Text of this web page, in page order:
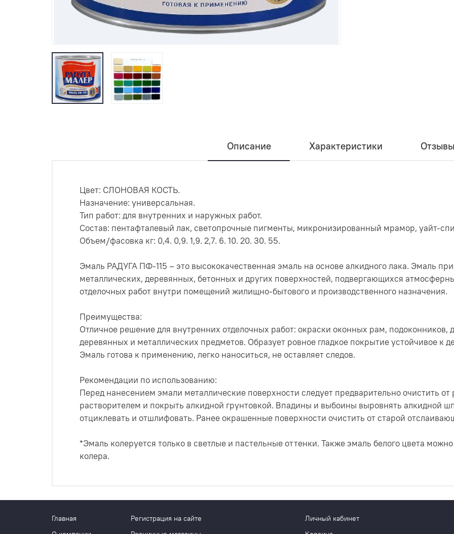
Описание Характеристики Отзывы
Цвет: СЛОНОВАЯ КОСТЬ.
Назначение: универсальная.
Тип работ: для внутренних и наружных работ.
Состав: пентафталевый лак, светопрочные пигменты, микронизированный мрамор, уайт-
Объем/фасовка кг: 0,4. 0,9. 1,9. 2,7. 6. 10. 20. 30. 55.
Эмаль РАДУГА ПФ-115 – это высококачественная эмаль на основе алкидного лака. Эмаль
металлических, деревянных, бетонных и других поверхностей, подвергающихся
отделочных работ внутри помещений жилищно-бытового и производственного назначения.
Преимущества:
Отличное решение для внутренних отделочных работ: окраски оконных рам, подоконников,
деревянных и металлических предметов. Образует ровное гладкое покрытие устойчивое к
Эмаль готова к применению, легко наноситься, не оставляет следов.
Рекомендации по использованию:
Перед нанесением эмали металлические поверхности следует предварительно очистить
растворителем и покрыть алкидной грунтовкой. Впадины и выбоины выровнять алкидной
отциклевать и отшлифовать. Ранее окрашенные поверхности очистить от старой
*Эмаль колеруется только в светлые и пастельные оттенки. Также эмаль белого цвета
колера.
Главная
Регистрация на сайте
Личный кабинет